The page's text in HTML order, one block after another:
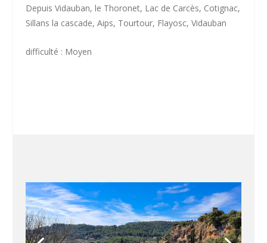
Depuis Vidauban, le Thoronet, Lac de Carcès, Cotignac,
Sillans la cascade, Aips, Tourtour, Flayosc, Vidauban
difficulté : Moyen